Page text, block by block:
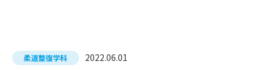
研修・講座
柔道整復学科
2022.06.01